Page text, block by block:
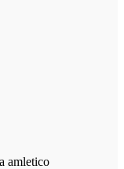
amletico